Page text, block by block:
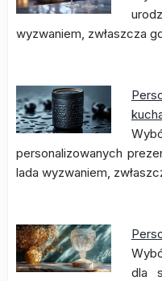
wyzwaniem, zwłaszcza
personalizowanych
lada wyzwaniem,
dla